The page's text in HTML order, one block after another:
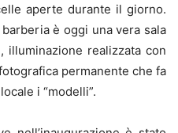
aperte durante il giorno.
è oggi una vera sala
illuminazione realizzata con
permanente che fa
i “modelli”.